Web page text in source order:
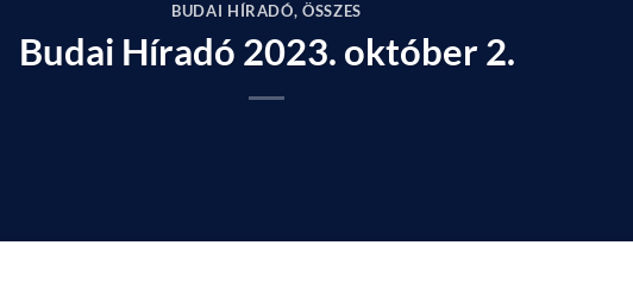
BUDAI HÍRADÓ,ÖSSZES
Budai Híradó 2023. október 2.